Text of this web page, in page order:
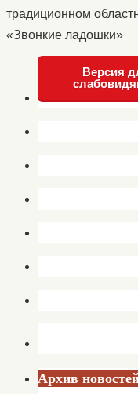
традиционном
«Звонкие ладошки»
Версия
Архив